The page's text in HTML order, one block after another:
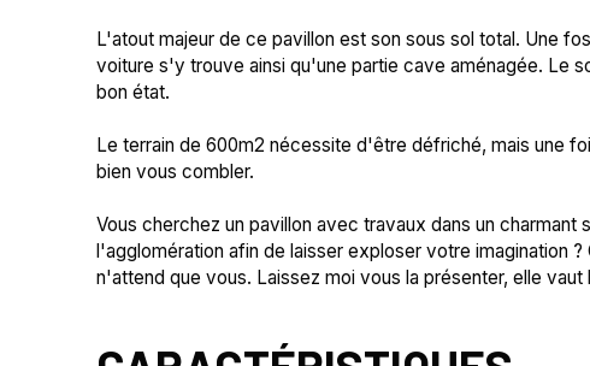
L'atout majeur de ce pavillon est son sous sol total. Une
voiture s'y trouve ainsi qu'une partie cave aménagée. Le
bon état.
Le terrain de 600m2 nécessite d'être défriché, mais une
bien vous combler.
Vous cherchez un pavillon avec travaux dans un charmant
l'agglomération afin de laisser exploser votre imagination ?
n'attend que vous. Laissez moi vous la présenter, elle